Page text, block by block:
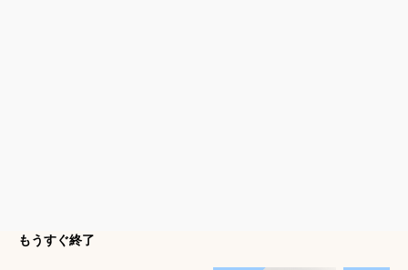
もうすぐ終了